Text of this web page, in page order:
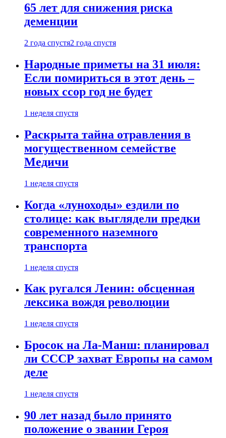
65 лет для снижения риска
деменции
2 года спустя2 года спустя
Народные приметы на 31 июля:
Если помириться в этот день –
новых ссор год не будет
1 неделя спустя
Раскрыта тайна отравления в
могущественном семействе
Медичи
1 неделя спустя
Когда «луноходы» ездили по
столице: как выглядели предки
современного наземного
транспорта
1 неделя спустя
Как ругался Ленин: обсценная
лексика вождя революции
1 неделя спустя
Бросок на Ла-Манш: планировал
ли СССР захват Европы на самом
деле
1 неделя спустя
90 лет назад было принято
положение о звании Героя